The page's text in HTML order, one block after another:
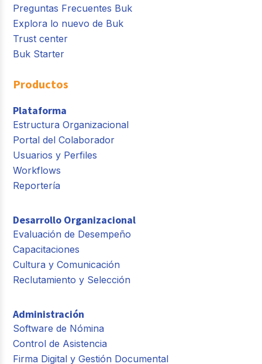
Preguntas Frecuentes Buk
Explora lo nuevo de Buk
Trust center
Buk Starter
Productos
Plataforma
Estructura Organizacional
Portal del Colaborador
Usuarios y Perfiles
Workflows
Reportería
Desarrollo Organizacional
Evaluación de Desempeño
Capacitaciones
Cultura y Comunicación
Reclutamiento y Selección
Administración
Software de Nómina
Control de Asistencia
Firma Digital y Gestión Documental